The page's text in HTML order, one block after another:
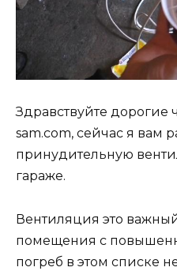
Здравствуйте дорогие
sam.com, сейчас я вам
принудительную
гараже.
Вентиляция это
помещения с
погреб в этом списке